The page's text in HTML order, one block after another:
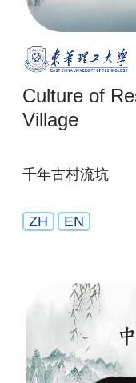
Culture of
Village
千年古村流坑
ZH EN